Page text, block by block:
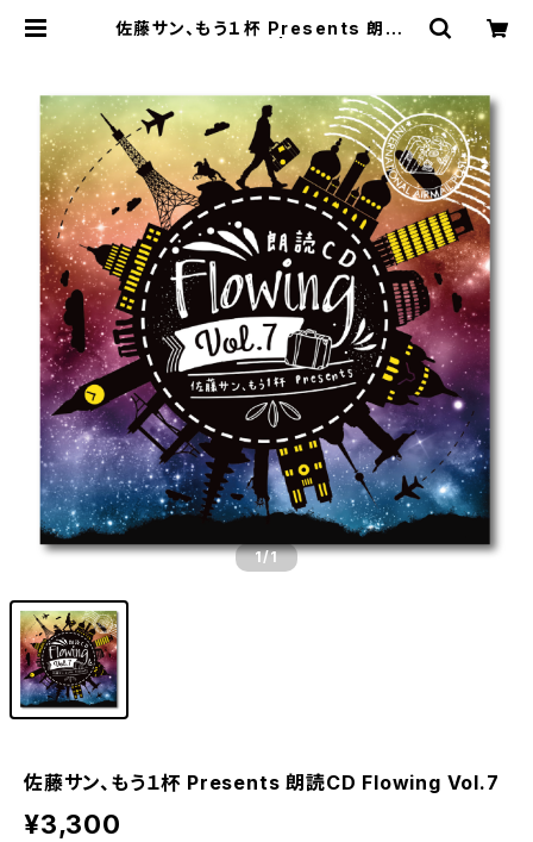
佐藤サン、もう１杯 Presents 朗読C
1/1
佐藤サン、もう１杯 Presents 朗読CD Flowing Vol.7
¥3,300